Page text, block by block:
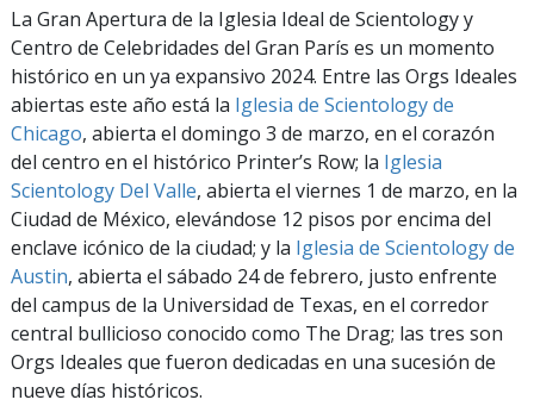
La Gran Apertura de la Iglesia Ideal de Scientology y
Centro de Celebridades del Gran París es un momento
histórico en un ya expansivo 2024. Entre las Orgs Ideales
abiertas este año está la Iglesia de Scientology de
Chicago, abierta el domingo 3 de marzo, en el corazón
del centro en el histórico Printer’s Row; la Iglesia
Scientology Del Valle, abierta el viernes 1 de marzo, en la
Ciudad de México, elevándose 12 pisos por encima del
enclave icónico de la ciudad; y la Iglesia de Scientology de
Austin, abierta el sábado 24 de febrero, justo enfrente
del campus de la Universidad de Texas, en el corredor
central bullicioso conocido como The Drag; las tres son
Orgs Ideales que fueron dedicadas en una sucesión de
nueve días históricos.